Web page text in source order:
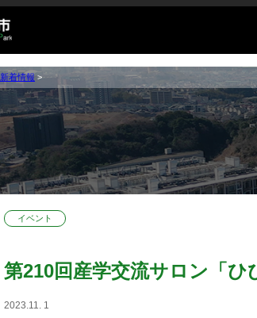
新着情報 >
イベント
第210回産学交流サロン「ひ
2023.11. 1